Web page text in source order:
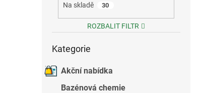
Na skladě 30
ROZBALIT FILTR
kategorie
Kategorie
Akční nabídka
Bazénová chemie